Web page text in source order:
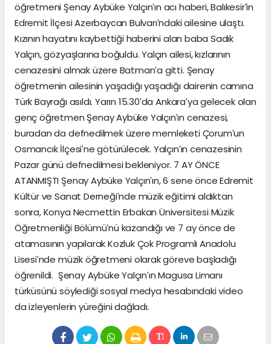
öğretmeni Şenay Aybüke Yalçınʹın acı haberi, Balıkesirʹin
Edremit İlçesi Azerbaycan Bulvarıʹndaki ailesine ulaştı.
Kızının hayatını kaybettiği haberini alan baba Sadık
Yalçın, gözyaşlarına boğuldu. Yalçın ailesi, kızlarının
cenazesini almak üzere Batmanʹa gitti. Şenay
öğretmenin ailesinin yaşadığı yaşadığı dairenin camına
Türk Bayrağı asıldı. Yarın 15.30ʹda Ankaraʹya gelecek olan
genç öğretmen Şenay Aybüke Yalçınʹın cenazesi,
buradan da defnedilmek üzere memleketi Çorumʹun
Osmancık İlçesiʹne götürülecek. Yalçınʹın cenazesinin
Pazar günü defnedilmesi bekleniyor. 7 AY ÖNCE
ATANMIŞTI Şenay Aybüke Yalçınʹın, 6 sene önce Edremit
Kültür ve Sanat Derneğiʹnde müzik eğitimi aldıktan
sonra, Konya Necmettin Erbakan Üniversitesi Müzik
Öğretmenliği Bölümüʹnü kazandığı ve 7 ay önce de
atamasının yapılarak Kozluk Çok Programlı Anadolu
Lisesiʹnde müzik öğretmeni olarak göreve başladığı
öğrenildi. Şenay Aybüke Yalçınʹın Magusa Limanı
türküsünü söylediği sosyal medya hesabındaki video
da izleyenlerin yüreğini dağladı.